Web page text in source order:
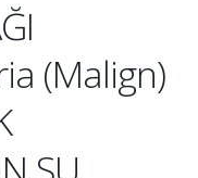
(Malign)